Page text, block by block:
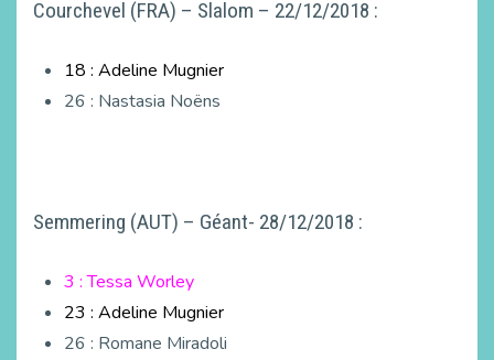
Courchevel (FRA) – Slalom – 22/12/2018 :
18 : Adeline Mugnier
26 : Nastasia Noëns
Semmering (AUT) – Géant- 28/12/2018 :
3 : Tessa Worley
23 : Adeline Mugnier
26 : Romane Miradoli